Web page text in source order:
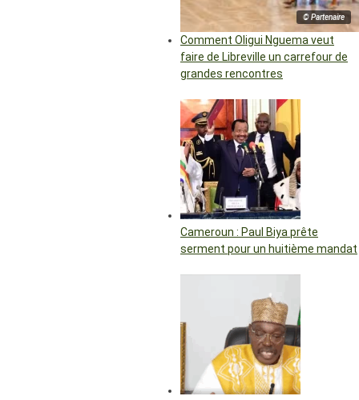
© Partenaire
Comment Oligui Nguema veut
faire de Libreville un carrefour de
grandes rencontres
Cameroun : Paul Biya prête
serment pour un huitième mandat